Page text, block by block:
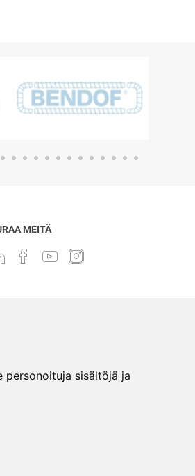
personoituja sisältöjä ja
MEITÄ